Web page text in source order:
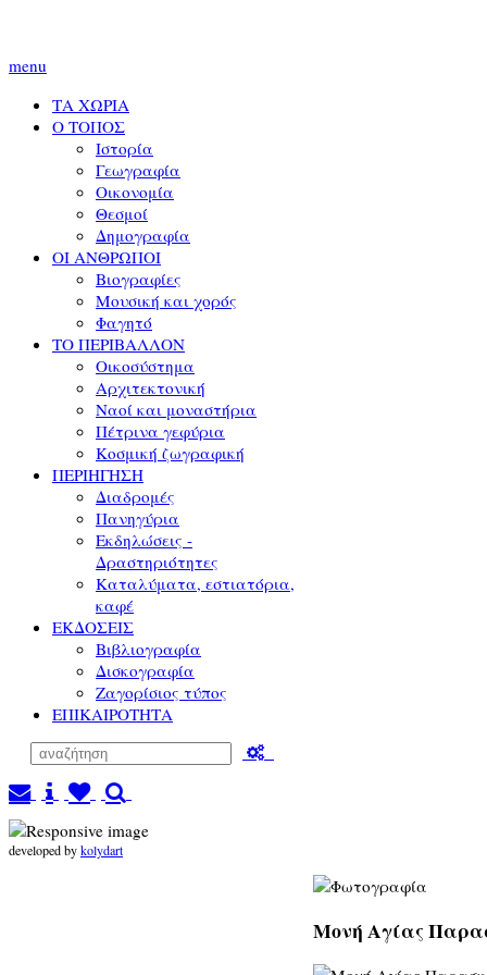
menu
ΤΑ ΧΩΡΙΑ
Ο ΤΟΠΟΣ
Ιστορία
Γεωγραφία
Οικονομία
Θεσμοί
Δημογραφία
ΟΙ ΑΝΘΡΩΠΟΙ
Βιογραφίες
Μουσική και χορός
Φαγητό
ΤΟ ΠΕΡΙΒΑΛΛΟΝ
Οικοσύστημα
Αρχιτεκτονική
Ναοί και μοναστήρια
Πέτρινα γεφύρια
Κοσμική ζωγραφική
ΠΕΡΙΗΓΗΣΗ
Διαδρομές
Πανηγύρια
Εκδηλώσεις -
Δραστηριότητες
Καταλύματα, εστιατόρια,
καφέ
ΕΚΔΟΣΕΙΣ
Βιβλιογραφία
Δισκογραφία
Ζαγορίσιος τύπος
ΕΠΙΚΑΙΡΟΤΗΤΑ
developed bykolydart
Μονή Αγίας